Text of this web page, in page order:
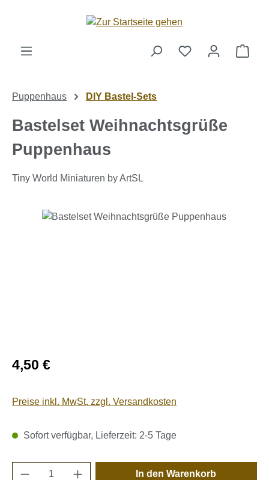
Zum Hauptinhalt springen
Puppenhaus DIY Bastel-Sets
Bastelset Weihnachtsgrüße
Puppenhaus
Tiny World Miniaturen by ArtSL
Bildergalerie überspringen
Regulärer Preis:
4,50 €
Preise inkl. MwSt. zzgl. Versandkosten
Sofort verfügbar, Lieferzeit: 2-5 Tage
Produkt Anzahl: Gib den gewünschten
In den Warenkorb